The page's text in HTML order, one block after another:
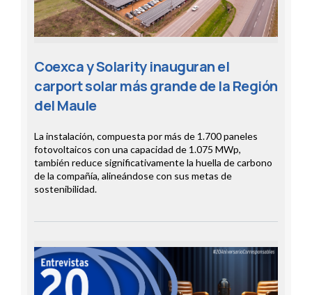
Coexca y Solarity inauguran el
carport solar más grande de la Región
del Maule
La instalación, compuesta por más de 1.700 paneles
fotovoltaicos con una capacidad de 1.075 MWp,
también reduce significativamente la huella de carbono
de la compañía, alineándose con sus metas de
sostenibilidad.